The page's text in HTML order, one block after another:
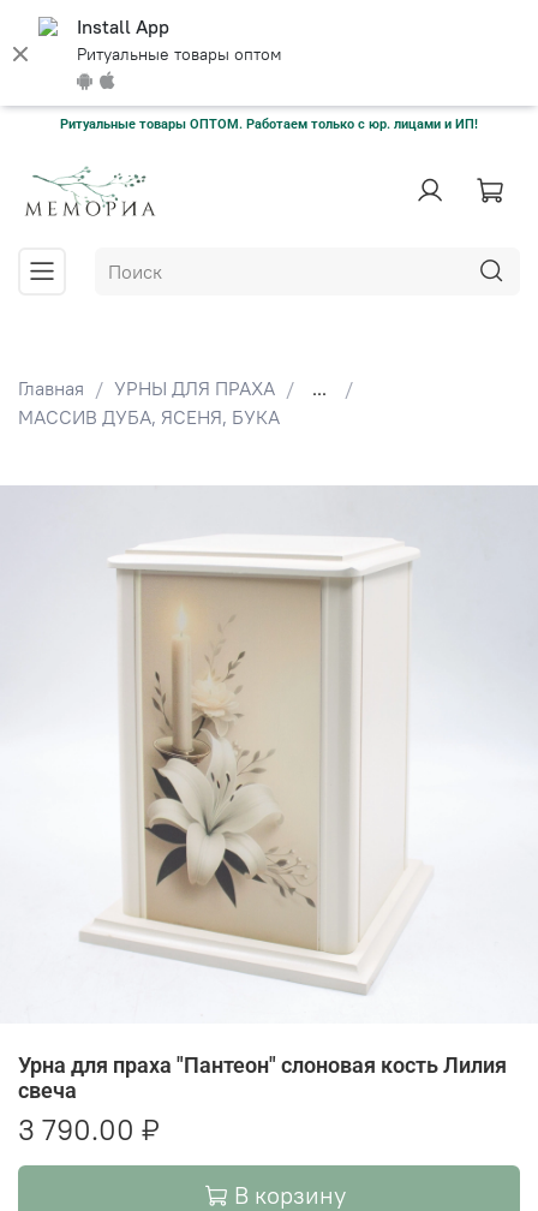
Install App
Ритуальные товары оптом
Ритуальные товары ОПТОМ. Работаем только с юр. лицами и ИП!
Главная УРНЫ ДЛЯ ПРАХА
...
МАССИВ ДУБА, ЯСЕНЯ, БУКА
Урна для праха "Пантеон" слоновая кость Лилия
свеча
3 790.00 ₽
В корзину